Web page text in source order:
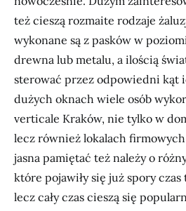
też cieszą rozmaite rodzaje
wykonane są z pasków w
drewna lub metalu, a ilością
sterować przez odpowiedni kąt
dużych oknach wiele osób
verticale Kraków, nie tylko w
lecz również lokalach
jasna pamiętać też należy o
które pojawiły się już spory czas
lecz cały czas cieszą się